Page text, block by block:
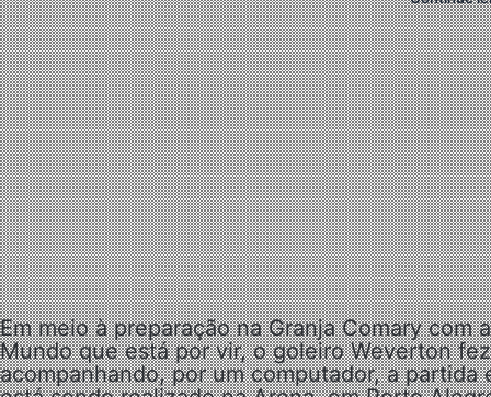
Em meio à preparação na Granja Comary com
Mundo que está por vir, o goleiro Weverton
acompanhando, por um computador, a